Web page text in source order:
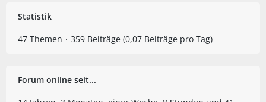
Statistik
47 Themen
359 Beiträge (0,07 Beiträge pro Tag)
Forum online seit...